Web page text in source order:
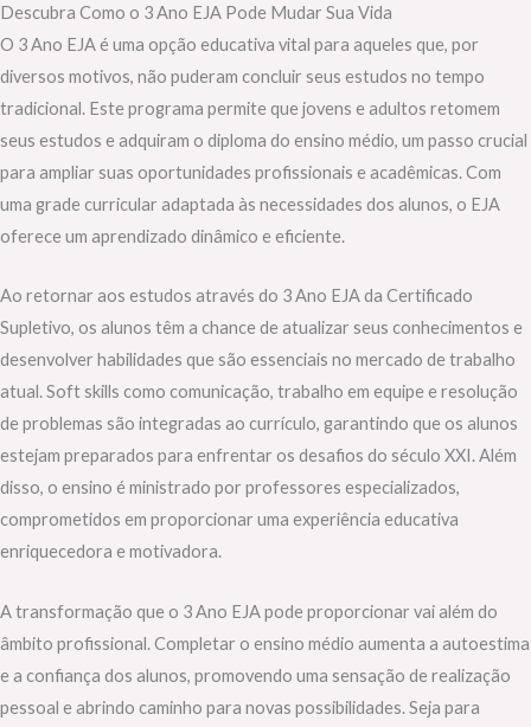
Descubra Como o 3 Ano EJA Pode Mudar Sua Vida
O 3 Ano EJA é uma opção educativa vital para aqueles que, por
diversos motivos, não puderam concluir seus estudos no tempo
tradicional. Este programa permite que jovens e adultos retomem
seus estudos e adquiram o diploma do ensino médio, um passo crucial
para ampliar suas oportunidades profissionais e acadêmicas. Com
uma grade curricular adaptada às necessidades dos alunos, o EJA
oferece um aprendizado dinâmico e eficiente.
Ao retornar aos estudos através do 3 Ano EJA da Certificado
Supletivo, os alunos têm a chance de atualizar seus conhecimentos e
desenvolver habilidades que são essenciais no mercado de trabalho
atual. Soft skills como comunicação, trabalho em equipe e resolução
de problemas são integradas ao currículo, garantindo que os alunos
estejam preparados para enfrentar os desafios do século XXI. Além
disso, o ensino é ministrado por professores especializados,
comprometidos em proporcionar uma experiência educativa
enriquecedora e motivadora.
A transformação que o 3 Ano EJA pode proporcionar vai além do
âmbito profissional. Completar o ensino médio aumenta a autoestima
e a confiança dos alunos, promovendo uma sensação de realização
pessoal e abrindo caminho para novas possibilidades. Seja para